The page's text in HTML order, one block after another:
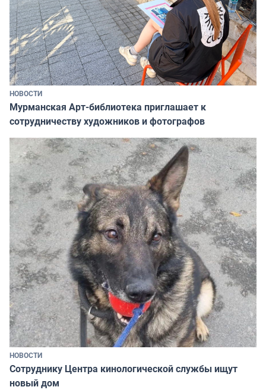
НОВОСТИ
Мурманская Арт-библиотека приглашает к
сотрудничеству художников и фотографов
НОВОСТИ
Сотруднику Центра кинологической службы ищут
новый дом